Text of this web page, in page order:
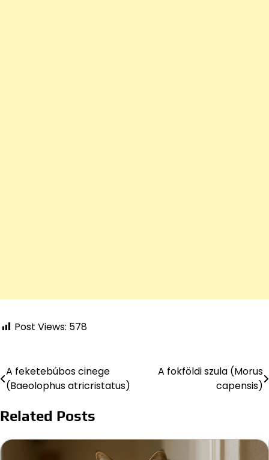
Post Views: 578
Bejegyzés
navigáció
A feketebúbos cinege
(Baeolophus atricristatus)
A fokföldi szula (Morus
capensis)
Related Posts